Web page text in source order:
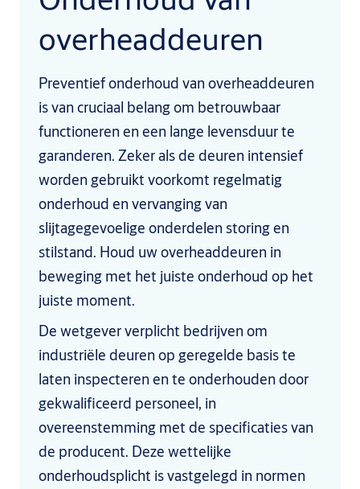
overheaddeuren
Preventief onderhoud van overheaddeuren
is van cruciaal belang om betrouwbaar
functioneren en een lange levensduur te
garanderen. Zeker als de deuren intensief
worden gebruikt voorkomt regelmatig
onderhoud en vervanging van
slijtagegevoelige onderdelen storing en
stilstand. Houd uw overheaddeuren in
beweging met het juiste onderhoud op het
juiste moment.
De wetgever verplicht bedrijven om
industriële deuren op geregelde basis te
laten inspecteren en te onderhouden door
gekwalificeerd personeel, in
overeenstemming met de specificaties van
de producent. Deze wettelijke
onderhoudsplicht is vastgelegd in normen